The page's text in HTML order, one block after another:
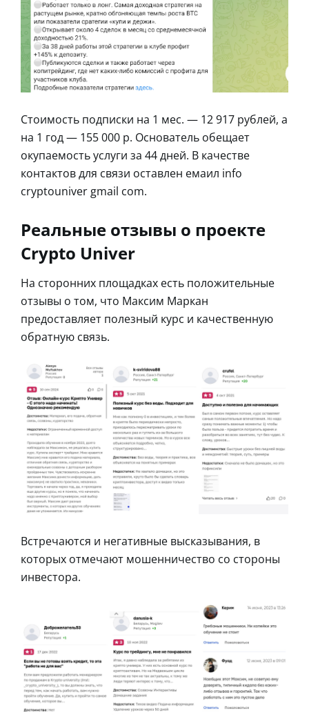
Стоимость подписки на 1 мес. — 12 917 рублей, а
на 1 год — 155 000 р. Основатель обещает
окупаемость услуги за 44 дней. В качестве
контактов для связи оставлен емаил info
cryptouniver gmail com.
Реальные отзывы о проекте
Crypto Univer
На сторонних площадках есть положительные
отзывы о том, что Максим Маркан
предоставляет полезный курс и качественную
обратную связь.
Встречаются и негативные высказывания, в
которых отмечают мошенничество со стороны
инвестора.